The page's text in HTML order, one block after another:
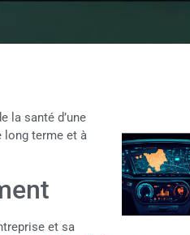
la santé d’une
long terme et à
et sa